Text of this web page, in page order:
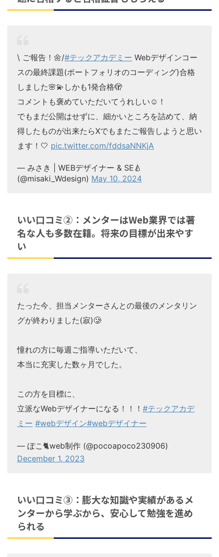
\ ご報告！🌼/#テックアカデミー Webデザインコー
スの最終課題(ポートフォリオのコーディング)合格
しました🌸💫しかも1発合格🫣
コメントも褒めていただいてうれしい☺️！
でもまだ公開はせずに、細かいところを詰めて、納
得したものが出来たらXでもまたご報告しようと思い
ます！🤍 pic.twitter.com/fddsaNNKjA
— みさき | WEBデザイナー & SE🍐
(@misaki_Wdesign) May 10, 2024
いい口コミ②：メンターはWeb業界では著
名な人も多数在籍。将来の目標が出来やす
い
たった今、担当メンターさんとの最後のメンタリン
グが終わりました(寂)🥲
憧れの方に毎週ご指導いただいて、
本当に充実した数ヶ月でした。
この方を目標に、
立派なWebデザイナーになる！！！ #テックアカデ
ミー #webデザイン#webデザイナー
— ぽこ🐈web制作 (@pocoapoco230906)
December 1, 2023
いい口コミ③：膨大な知識や実績があるメ
ンターから学ぶから、安心して勉強を進め
られる